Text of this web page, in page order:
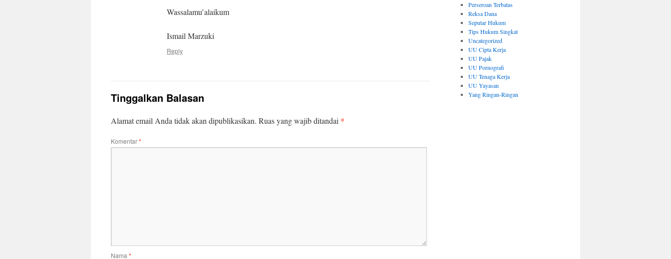
Wassalamu’alaikum
Ismail Marzuki
Reply
Tinggalkan Balasan
Alamat email Anda tidak akan dipublikasikan. Ruas yang wajib ditandai *
Komentar*
Nama *
Perseroan Terbatas
Reksa Dana
Seputar Hukum
Tips Hukum Singkat
Uncategorized
UU Cipta Kerja
UU Pajak
UU Pornografi
UU Tenaga Kerja
UU Yayasan
Yang Ringan-Ringan